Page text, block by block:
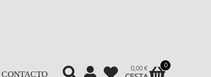
0,00€ 0
CONTACTO